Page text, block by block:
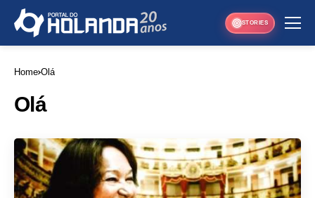
STORIES
Home Olá
Olá